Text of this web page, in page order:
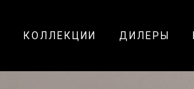
КОЛЛЕКЦИИ ДИЛЕРЫ